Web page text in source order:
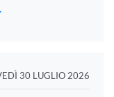
30 LUGLIO 2026